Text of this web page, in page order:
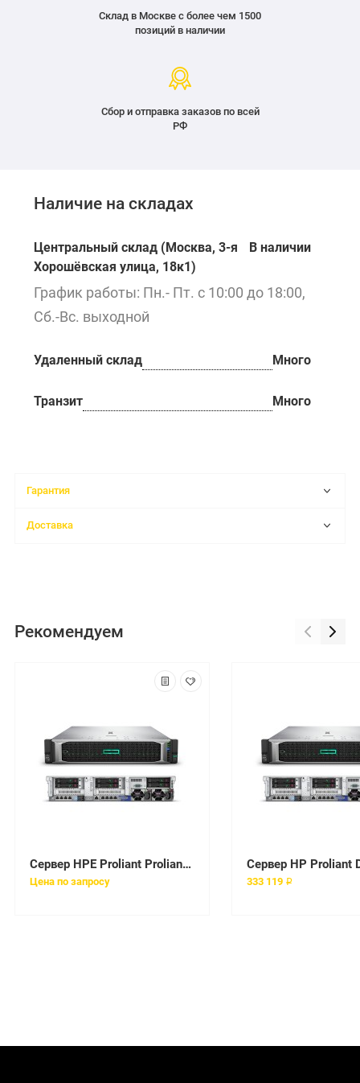
Склад в Москве с более чем 1500
позиций в наличии
Сбор и отправка заказов по всей
РФ
Наличие на складах
Центральный склад (Москва, 3-я
Хорошёвская улица, 18к1)
В наличии
График работы: Пн.- Пт. с 10:00 до 18:00,
Сб.-Вс. выходной
Удаленный склад Много
Транзит Много
Гарантия
Доставка
Рекомендуем
Сервер HPE Proliant Proliant DL360 Gen10 Silver 4210 Rack(1U)/Xeon10C 2.2GHz(14MB)/1x16GbR2D_2933/P408i-aFBWC(2Gb/RAID 0/1/10/5/50/6/60)/noHDD(8/ 10+1up)SFF/noDVD/iLOstd/4x1GbEth/EasyRK/1x500wPlat(2up)
Цена по запросу 333 119 ₽